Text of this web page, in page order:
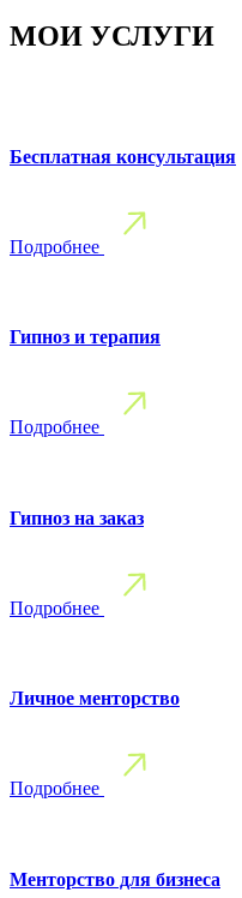
МОИ УСЛУГИ
Бесплатная консультация
Подробнее
Гипноз и терапия
Подробнее
Гипноз на заказ
Подробнее
Личное менторство
Подробнее
Менторство для бизнеса